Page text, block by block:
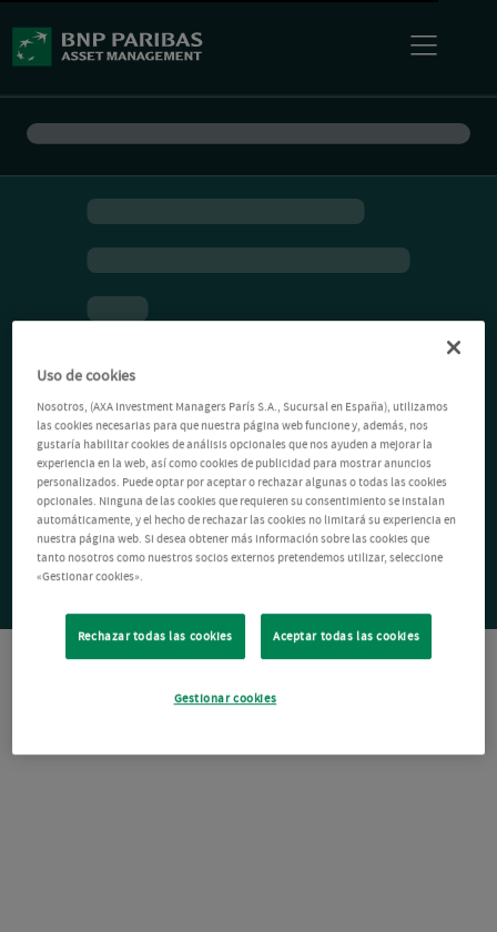
Uso de cookies
Nosotros, (AXA Investment Managers París S.A., Sucursal en España), utilizamos
las cookies necesarias para que nuestra página web funcione y, además, nos
gustaría habilitar cookies de análisis opcionales que nos ayuden a mejorar la
experiencia en la web, así como cookies de publicidad para mostrar anuncios
personalizados. Puede optar por aceptar o rechazar algunas o todas las cookies
opcionales. Ninguna de las cookies que requieren su consentimiento se instalan
automáticamente, y el hecho de rechazar las cookies no limitará su experiencia en
nuestra página web. Si desea obtener más información sobre las cookies que
tanto nosotros como nuestros socios externos pretendemos utilizar, seleccione
«Gestionar cookies».
Rechazar todas las cookies Aceptar todas las cookies
Gestionar cookies